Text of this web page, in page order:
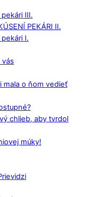
III.
PEKÁRI II.
I.
vás
mala o ňom vedieť
chlieb, aby tvrdol
múky!